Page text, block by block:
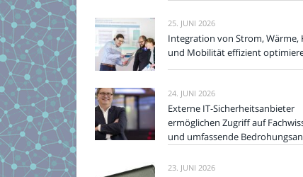
25. JUNI 2026
Integration von Strom, Wärme,
und Mobilität effizient
24. JUNI 2026
Externe IT-Sicherheitsanbieter
ermöglichen Zugriff auf
und umfassende
23. JUNI 2026